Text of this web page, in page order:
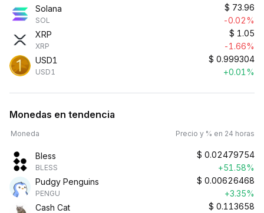
Solana
SOL
$ 73.96
-0.02%
XRP
XRP
$ 1.05
-1.66%
USD1
USD1
$ 0.999304
+0.01%
Monedas en tendencia
Moneda Precio y % en 24 horas
Bless
BLESS
$ 0.02479754
+51.58%
Pudgy Penguins
PENGU
$ 0.00626468
+3.35%
Cash Cat
$ 0.113658